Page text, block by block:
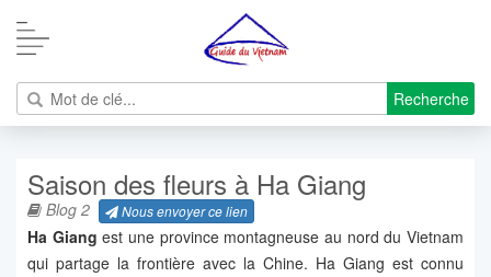
Recherche
Saison des fleurs à Ha Giang
Blog 2 Nous envoyer ce lien
Ha Giang est une province montagneuse au nord du Vietnam
qui partage la frontière avec la Chine. Ha Giang est connu